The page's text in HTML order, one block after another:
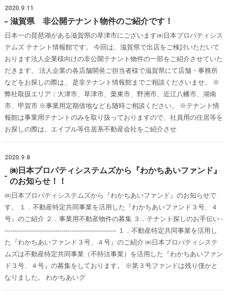
2020.9.11
滋賀県 非公開テナント物件のご紹介です！
日本一の琵琶湖がある滋賀県の草津市にございます㈱日本プロパティシス
テムズ テナント情報館です。 今回は、滋賀県で出店をご検討いただいて
おります法人企業様向けの非公開テナント物件の一部をご紹介させていた
だきます。 法人企業の各店舗開発ご担当者様で滋賀県にて店舗・事務所
などをお探しの際は、 是非テナント情報館までご相談くださいませ。 ※
弊社取扱エリア：大津市、草津市、栗東市、野洲市、近江八幡市、湖南
市、甲賀市 ※事業用定期借地なども随時ご相談ください。 ※テナント情
報館は事業用テナントのみを取り扱っておりますので、社員用の住居等を
お探しの際は、エイブル等住居系不動産会社をご紹介させ
2020.9.8
㈱日本プロパティシステムズから『わかちあいファンド』
のお知らせ！！
㈱日本プロパティシステムズから『わかちあいファンド』のお知らせで
す。 １．不動産特定共同事業を活用した『わかちあいファンド３号、４
号』のご紹介 ２．事業用不動産物件の募集 ３．テナント探しのお手伝い -
------------------------------------------------------- １．不動産特定共同事業を活用し
た『わかちあいファンド３号、４号』のご紹介 ㈱日本プロパティシステ
ムズは不動産特定共同事業（不特法事業）を活用した『わかちあいファン
ド３号、４号』の募集をしております。 ※第３号ファンドは残り僅かと
なりました。 わかちあいグ